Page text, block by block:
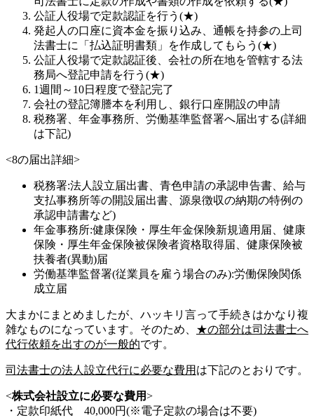
公証人役場で定款認証を行う(★)
発起人の口座に資本金を振り込み、通帳を持参の上司
法書士に「払込証明書類」を作成してもらう(★)
公証人役場で定款認証後、会社の所在地を管轄する法
務局へ登記申請を行う(★)
1週間～10日程度で登記完了
会社の登記簿謄本を利用し、銀行口座開設の申請
税務署、年金事務所、労働基準監督署へ届出する(詳細
は下記)
<8の届出詳細>
税務署:法人設立届出書、青色申請の承認申告書、給与
支払事務所等の開設届出書、源泉徴収の納期の特例の
承認申請書など)
年金事務所:健康保険・厚生年金保険新規適用届、健康
保険・厚生年金保険被保険者資格取得届、健康保険被
扶養者(異動)届
労働基準監督署(従業員を雇う場合のみ):労働保険関係
成立届
大まかにまとめましたが、ハッキリ言って手続きはかなり複
雑なものになっています。そのため、 ★の部分は司法書士へ
代行依頼を出すのが一般的です。
司法書士の法人設立代行に必要な費用 は下記のとおりです。
<株式会社設立に必要な費用>
・定款印紙代 40,000円(※電子定款の場合は不要)